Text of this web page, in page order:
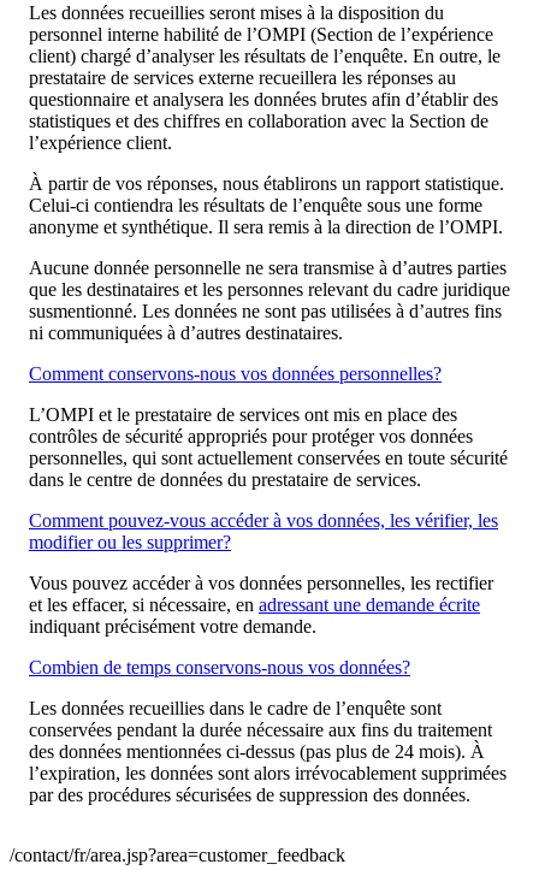
Les données recueillies seront mises à la disposition du
personnel interne habilité de l’OMPI (Section de l’expérience
client) chargé d’analyser les résultats de l’enquête. En outre, le
prestataire de services externe recueillera les réponses au
questionnaire et analysera les données brutes afin d’établir des
statistiques et des chiffres en collaboration avec la Section de
l’expérience client.
À partir de vos réponses, nous établirons un rapport statistique.
Celui-ci contiendra les résultats de l’enquête sous une forme
anonyme et synthétique. Il sera remis à la direction de l’OMPI.
Aucune donnée personnelle ne sera transmise à d’autres parties
que les destinataires et les personnes relevant du cadre juridique
susmentionné. Les données ne sont pas utilisées à d’autres fins
ni communiquées à d’autres destinataires.
Comment conservons-nous vos données personnelles?
L’OMPI et le prestataire de services ont mis en place des
contrôles de sécurité appropriés pour protéger vos données
personnelles, qui sont actuellement conservées en toute sécurité
dans le centre de données du prestataire de services.
Comment pouvez-vous accéder à vos données, les vérifier, les
modifier ou les supprimer?
Vous pouvez accéder à vos données personnelles, les rectifier
et les effacer, si nécessaire, en adressant une demande écrite
indiquant précisément votre demande.
Combien de temps conservons-nous vos données?
Les données recueillies dans le cadre de l’enquête sont
conservées pendant la durée nécessaire aux fins du traitement
des données mentionnées ci-dessus (pas plus de 24 mois). À
l’expiration, les données sont alors irrévocablement supprimées
par des procédures sécurisées de suppression des données.
/contact/fr/area.jsp?area=customer_feedback